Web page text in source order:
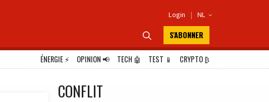
Login | NL 
 S'ABONNER
ÉNERGIE⚡ OPINION📢 TECH 🤖 TEST 📱 CRYPTO₿
CONFLIT